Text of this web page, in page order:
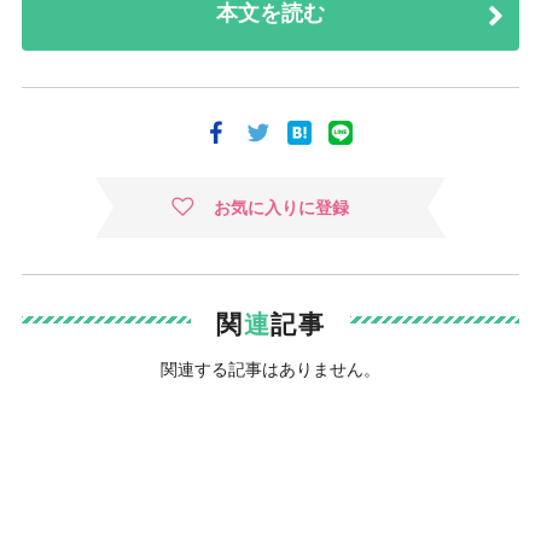
本文を読む
お気に入りに登録
関連記事
関連する記事はありません。